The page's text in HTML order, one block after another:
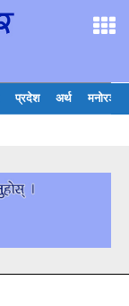
प्रदेश अर्थ मनोरञ्जन